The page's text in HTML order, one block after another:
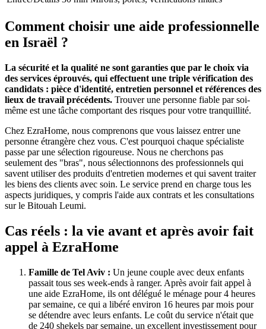
Comment choisir une aide professionnelle
en Israël ?
La sécurité et la qualité ne sont garanties que par le choix via
des services éprouvés, qui effectuent une triple vérification des
candidats : pièce d'identité, entretien personnel et références des
lieux de travail précédents. Trouver une personne fiable par soi-
même est une tâche comportant des risques pour votre tranquillité.
Chez EzraHome, nous comprenons que vous laissez entrer une
personne étrangère chez vous. C'est pourquoi chaque spécialiste
passe par une sélection rigoureuse. Nous ne cherchons pas
seulement des "bras", nous sélectionnons des professionnels qui
savent utiliser des produits d'entretien modernes et qui savent traiter
les biens des clients avec soin. Le service prend en charge tous les
aspects juridiques, y compris l'aide aux contrats et les consultations
sur le Bitouah Leumi.
Cas réels : la vie avant et après avoir fait
appel à EzraHome
Famille de Tel Aviv : Un jeune couple avec deux enfants
passait tous ses week-ends à ranger. Après avoir fait appel à
une aide EzraHome, ils ont délégué le ménage pour 4 heures
par semaine, ce qui a libéré environ 16 heures par mois pour
se détendre avec leurs enfants. Le coût du service n'était que
de 240 shekels par semaine, un excellent investissement pour